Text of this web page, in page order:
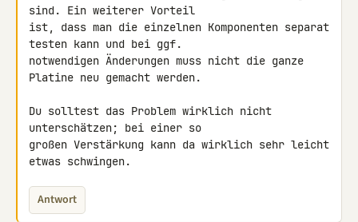
sind. Ein weiterer Vorteil
ist, dass man die einzelnen Komponenten separat
testen kann und bei ggf.
notwendigen Änderungen muss nicht die ganze
Platine neu gemacht werden.
Du solltest das Problem wirklich nicht
unterschätzen; bei einer so
großen Verstärkung kann da wirklich sehr leicht
etwas schwingen.
Antwort